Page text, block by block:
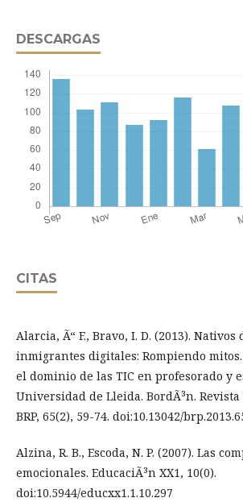
DESCARGAS
CITAS
Alarcia, Ã“ F., Bravo, I. D. (2013). Nativos
inmigrantes digitales: Rompiendo
el dominio de las TIC en profesorado y
Universidad de Lleida. BordÃ³n. Revista
BRP, 65(2), 59-74. doi:10.13042/
Alzina, R. B., Escoda, N. P. (2007). Las
emocionales. EducaciÃ³n XX1, 10(0).
doi:10.5944/educxx1.1.10.297